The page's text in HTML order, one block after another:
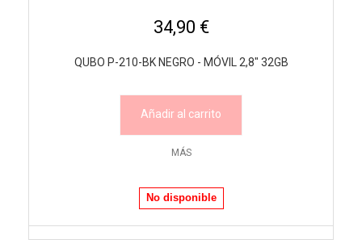
34,90 €
QUBO P-210-BK NEGRO - MÓVIL 2,8" 32GB
Añadir al carrito
MÁS
No disponible